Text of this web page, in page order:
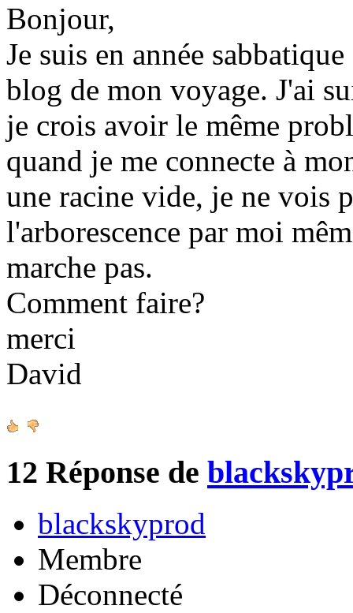
Bonjour,
Je suis en année
blog de mon voyage. J'ai
je crois avoir le même
quand je me connecte à
une racine vide, je ne vois
l'arborescence par moi
marche pas.
Comment faire?
merci
David
12 Réponse de
blackskyprod
Membre
Déconnecté